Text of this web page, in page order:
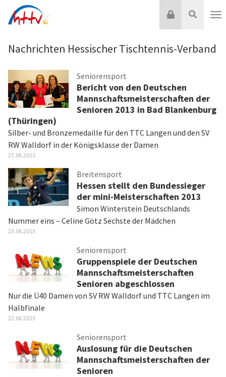
Inhalt
Suche
Login
Nachrichten Hessischer Tischtennis-Verband
Seniorensport
Bericht von den Deutschen
Mannschaftsmeisterschaften der
Senioren 2013 in Bad Blankenburg
(Thüringen)
Silber- und Bronzemedaille für den TTC Langen und den SV
RW Walldorf in der Königsklasse der Damen
27.06.2013
Breitensport
Hessen stellt den Bundessieger
der mini-Meisterschaften 2013
Simon Winterstein Deutschlands
Nummer eins – Celine Götz Sechste der Mädchen
23.06.2013
Seniorensport
Gruppenspiele der Deutschen
Mannschaftsmeisterschaften
Senioren abgeschlossen
Nur die Ü40 Damen von SV RW Walldorf und TTC Langen im
Halbfinale
22.06.2013
Seniorensport
Auslosung für die Deutschen
Mannschaftsmeisterschaften der
Senioren